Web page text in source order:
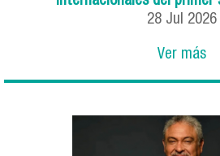
28 Jul 2026
Ver más